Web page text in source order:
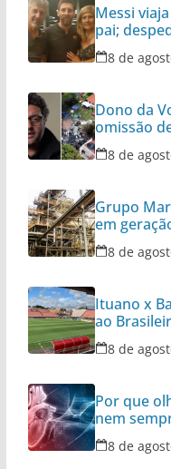
Messi
pai;
8 de
Dono da
omissão
aeronaves
8 de
Grupo
em
8 de
Ituano x
ao
8 de
Por que
nem
8 de